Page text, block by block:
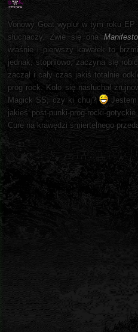
Vonowy Goat wypluł w tym roku
słuchaczy. Zwie się ona
właśnie i pierwszy kawałek to
jednak, stopniowo, zaczyna się
zaczął i cały czas jakiś totalnie
prog rock. Kolo się nasłuchał
Magick SS, czy ki chuj?
Jestem
jakieś post-punki-prog-rocki-
Cure na krawędzi śmiertelnego